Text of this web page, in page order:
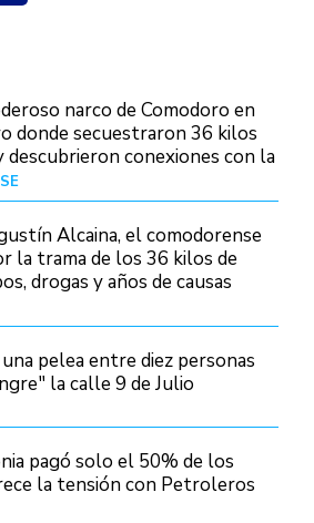
narco de Comodoro en
donde secuestraron 36 kilos
descubrieron conexiones con la
Alcaina, el comodorense
la trama de los 36 kilos de
drogas y años de causas
pelea entre diez personas
la calle 9 de Julio
pagó solo el 50% de los
la tensión con Petroleros